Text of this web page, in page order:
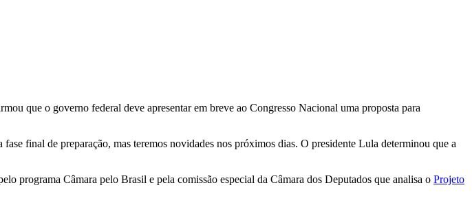
que o governo federal deve apresentar em breve ao Congresso Nacional uma proposta para
final de preparação, mas teremos novidades nos próximos dias. O presidente Lula determinou que a
programa Câmara pelo Brasil e pela comissão especial da Câmara dos Deputados que analisa o Projeto